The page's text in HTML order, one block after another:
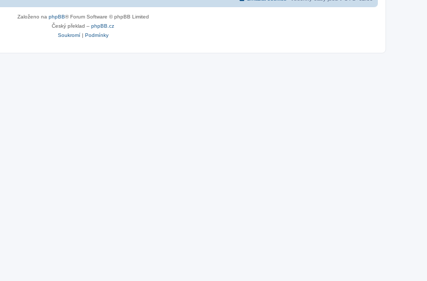
Založeno na phpBB® Forum Software © phpBB Limited
Český překlad – phpBB.cz
Soukromí| Podmínky